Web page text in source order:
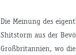
Die Meinung des
Shitstorm aus der
Großbritannien, wo